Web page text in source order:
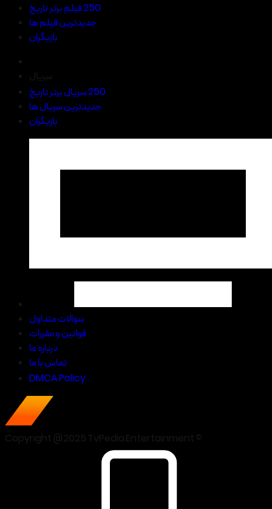
250 فیلم برتر تاریخ
جدیدترین فیلم ها
بازیگران
250 سریال برتر تاریخ
جدیدترین سریال ها
بازیگران
سوالات متداول
قوانین و مقررات
درباره ما
تماس با ما
DMCA Policy